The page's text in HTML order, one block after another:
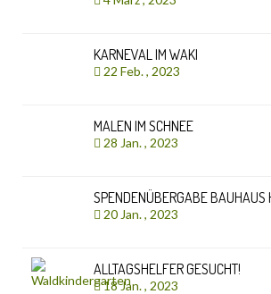
KARNEVAL IM WAKI
22 Feb. , 2023
MALEN IM SCHNEE
28 Jan. , 2023
SPENDENÜBERGABE BAUHAUS
20 Jan. , 2023
ALLTAGSHELFER GESUCHT!
18 Jan. , 2023